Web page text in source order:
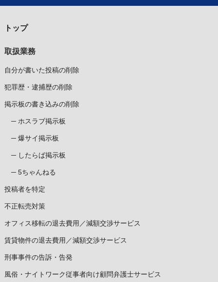
トップ
取扱業務
自分が書いた投稿の削除
犯罪歴・逮捕歴の削除
掲示板の書き込みの削除
ホスラブ掲示板
爆サイ掲示板
したらば掲示板
5ちゃんねる
投稿者を特定
不正転売対策
オフィス移転の退去費用／減額交渉サービス
賃貸物件の退去費用／減額交渉サービス
刑事事件の告訴・告発
風俗・ナイトワーク従事者向け顧問弁護士サービス